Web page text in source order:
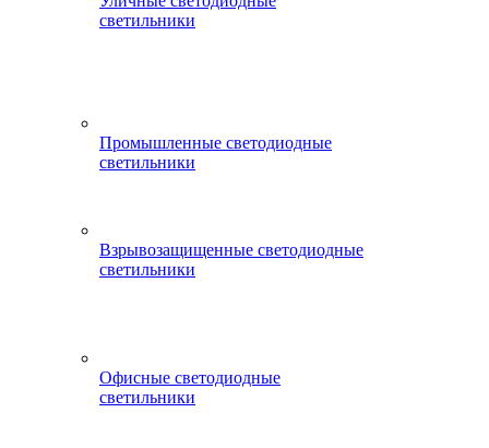
светильники
Промышленные светодиодные
светильники
Взрывозащищенные светодиодные
светильники
Офисные светодиодные
светильники